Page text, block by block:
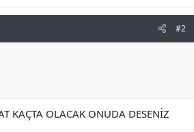
#2
KAÇTA OLACAK ONUDA DESENİZ